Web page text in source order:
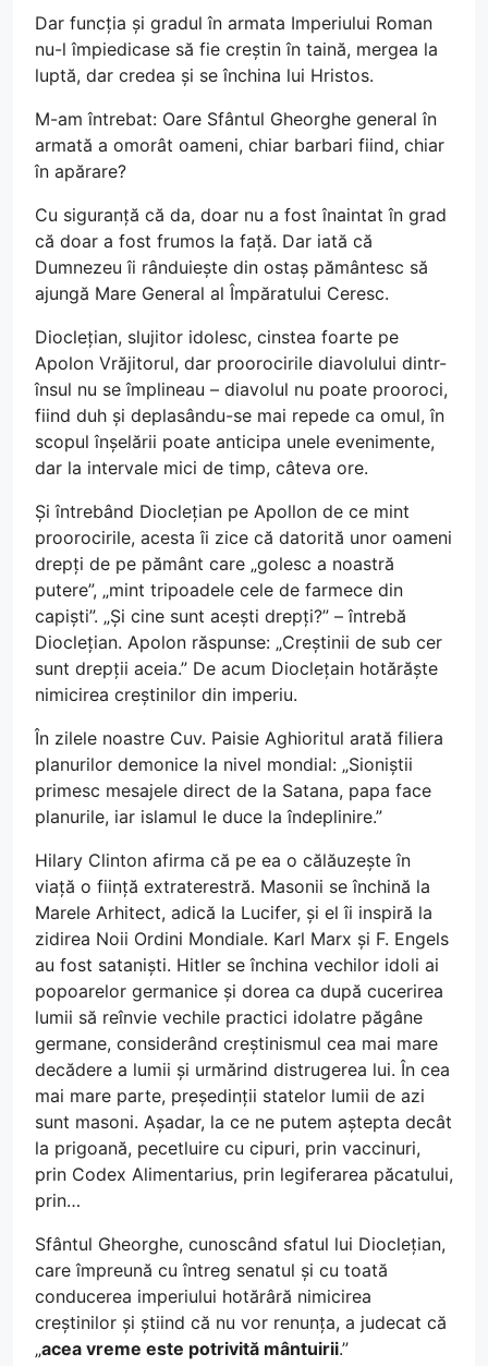
Dar funcția și gradul în armata Imperiului Roman
nu-l împiedicase să fie creștin în taină, mergea la
luptă, dar credea și se închina lui Hristos.
M-am întrebat: Oare Sfântul Gheorghe general în
armată a omorât oameni, chiar barbari fiind, chiar
în apărare?
Cu siguranță că da, doar nu a fost înaintat în grad
că doar a fost frumos la față. Dar iată că
Dumnezeu îi rânduiește din ostaș pământesc să
ajungă Mare General al Împăratului Ceresc.
Dioclețian, slujitor idolesc, cinstea foarte pe
Apolon Vrăjitorul, dar proorocirile diavolului dintr-
însul nu se împlineau – diavolul nu poate prooroci,
fiind duh și deplasându-se mai repede ca omul, în
scopul înșelării poate anticipa unele evenimente,
dar la intervale mici de timp, câteva ore.
Și întrebând Dioclețian pe Apollon de ce mint
proorocirile, acesta îi zice că datorită unor oameni
drepți de pe pământ care „golesc a noastră
putere”, „mint tripoadele cele de farmece din
capiști”. „Și cine sunt acești drepți?” – întrebă
Dioclețian. Apolon răspunse: „Creștinii de sub cer
sunt drepții aceia.” De acum Dioclețain hotărăște
nimicirea creștinilor din imperiu.
În zilele noastre Cuv. Paisie Aghioritul arată filiera
planurilor demonice la nivel mondial: „Sioniștii
primesc mesajele direct de la Satana, papa face
planurile, iar islamul le duce la îndeplinire.”
Hilary Clinton afirma că pe ea o călăuzește în
viață o ființă extraterestră. Masonii se închină la
Marele Arhitect, adică la Lucifer, și el îi inspiră la
zidirea Noii Ordini Mondiale. Karl Marx și F. Engels
au fost sataniști. Hitler se închina vechilor idoli ai
popoarelor germanice și dorea ca după cucerirea
lumii să reînvie vechile practici idolatre păgâne
germane, considerând creștinismul cea mai mare
decădere a lumii și urmărind distrugerea lui. În cea
mai mare parte, președinții statelor lumii de azi
sunt masoni. Așadar, la ce ne putem aștepta decât
la prigoană, pecetluire cu cipuri, prin vaccinuri,
prin Codex Alimentarius, prin legiferarea păcatului,
prin…
Sfântul Gheorghe, cunoscând sfatul lui Dioclețian,
care împreună cu întreg senatul și cu toată
conducerea imperiului hotărâră nimicirea
creștinilor și știind că nu vor renunța, a judecat că
„acea vreme este potrivită mântuirii.”